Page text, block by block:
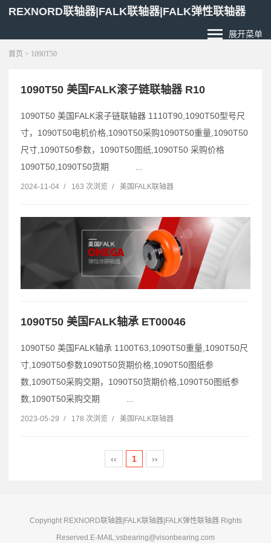
REXNORD联轴器|FALK联轴器|FALK弹性联轴器
展开菜单
首页 > 1090T50
1090T50 美国FALK滚子链联轴器 R10
1090T50 美国FALK滚子链联轴器 1110T90,1090T50型号尺
寸，1090T50电机价格,1090T50采购1090T50重量,1090T50
尺寸,1090T50参数，1090T50图纸,1090T50 采购价格
1090T50,1090T50货期 ...
2024-11-04 / 163 次浏览 / 美国FALK联轴器
1090T50 美国FALK轴承 ET00046
1090T50 美国FALK轴承 1100T63,1090T50重量,1090T50尺
寸,1090T50参数1090T50货期价格,1090T50图纸参
数,1090T50采购交期，1090T50货期价格,1090T50图纸参
数,1090T50采购交期 ...
2023-05-29 / 178 次浏览 / 美国FALK联轴器
‹‹ 1 ››
Copyright REXNORD联轴器|FALK联轴器|FALK弹性联轴器 Rights
Reserved.E-MAIL:vsbearing@visonbearing.com